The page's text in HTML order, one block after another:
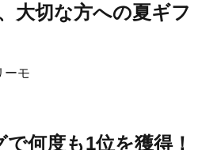
大切な方への夏ギフ
ーモ
何度も1位を獲得！